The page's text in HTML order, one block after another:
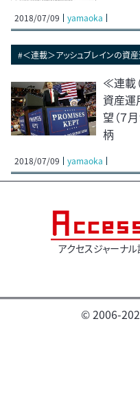
2018/07/09 yamaoka
#＜連載＞アッシュブレインの資
≪連載
資産
望（７
柄
2018/07/09 yamaoka
アクセスジャーナ
© 2006-